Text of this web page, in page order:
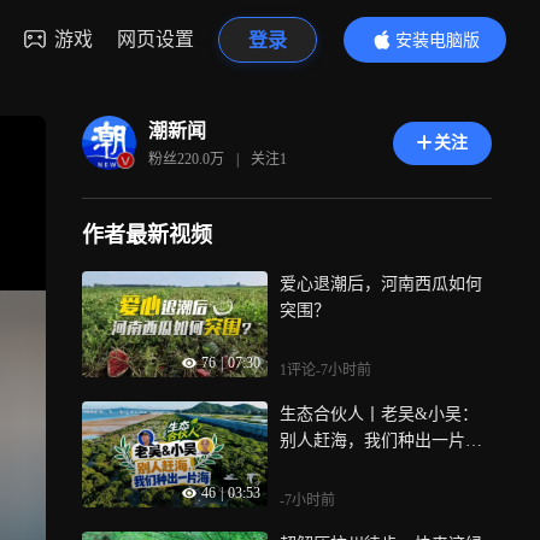
游戏 网页设置 登录
安装电脑版
内容更精彩
潮新闻
粉丝220.0万 | 关注1
关注
作者最新视频
76 | 07:30
爱心退潮后，河南西瓜如何
突围？
1评论-7小时前
46 | 03:53
生态合伙人丨老吴&小吴：
别人赶海，我们种出一片
-7小时前